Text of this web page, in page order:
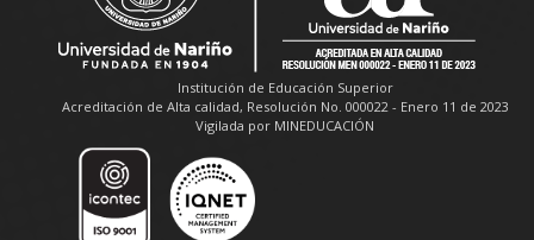
Institución de Educación Superior
Acreditación de Alta calidad, Resolución No. 000022 - Enero 11 de 2023
Vigilada por MINEDUCACIÓN